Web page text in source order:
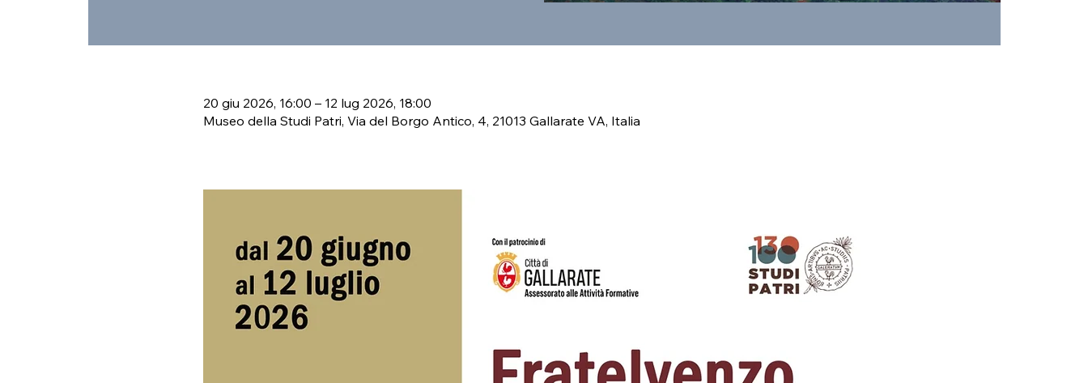
20 giu 2026, 16:00 – 12 lug 2026, 18:00
Museo della Studi Patri, Via del Borgo Antico, 4, 21013 Gallarate VA, Italia